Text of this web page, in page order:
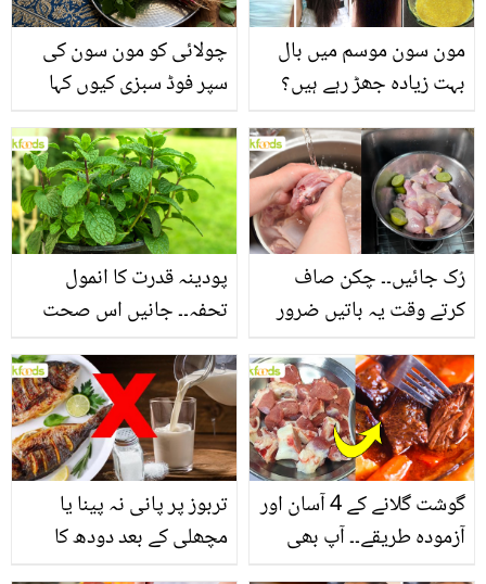
چولائی کو مون سون کی
سپر فوڈ سبزی کیوں کہا
منرلز اور اینٹی آکسیڈنٹس
سے بھرپور اس سبزی کے
فائدے
مون سون موسم میں بال
بہت زیادہ جھڑ رہے ہیں؟
بنانے کے چند قدرتی طریقے
پودینہ قدرت کا انمول
تحفہ۔۔ جانیں اس صحت
انگیز طبی فوائد
رُک جائیں۔۔ چکن صاف
کرتے وقت یہ باتیں ضرور
تربوز پر پانی نہ پینا یا
مچھلی کے بعد دودھ کا
گوشت گلانے کے 4 آسان اور
آزمودہ طریقے۔۔ آپ بھی